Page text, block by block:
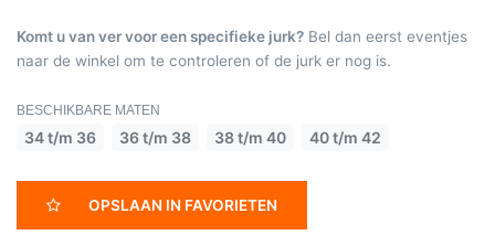
Komt u van ver voor een specifieke jurk? Bel dan eerst eventjes
naar de winkel om te controleren of de jurk er nog is.
BESCHIKBARE MATEN
34 t/m 36 36 t/m 38 38 t/m 40 40 t/m 42
OPSLAAN IN FAVORIETEN